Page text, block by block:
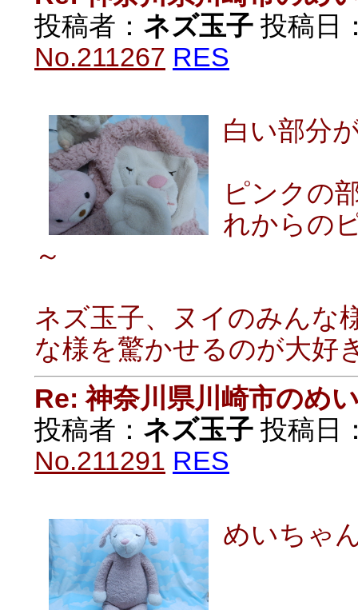
投稿者： ネズ玉子 投稿日
No.211267 RES
白い部分
ピンクの
れからの
～
ネズ玉子、ヌイのみんな
な様を驚かせるのが大好
Re: 神奈川県川崎市のめ
投稿者： ネズ玉子 投稿日
No.211291 RES
めいちゃ